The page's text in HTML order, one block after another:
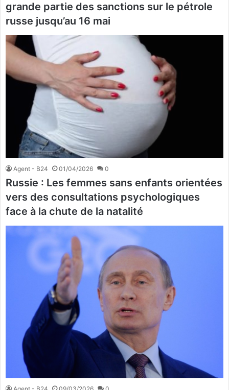
grande partie des sanctions sur le pétrole
russe jusqu’au 16 mai
Agent - B24 01/04/2026 0
Russie : Les femmes sans enfants orientées
vers des consultations psychologiques
face à la chute de la natalité